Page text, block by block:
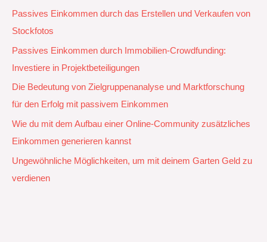
Passives Einkommen durch das Erstellen und Verkaufen von
Stockfotos
Passives Einkommen durch Immobilien-Crowdfunding:
Investiere in Projektbeteiligungen
Die Bedeutung von Zielgruppenanalyse und Marktforschung
für den Erfolg mit passivem Einkommen
Wie du mit dem Aufbau einer Online-Community zusätzliches
Einkommen generieren kannst
Ungewöhnliche Möglichkeiten, um mit deinem Garten Geld zu
verdienen